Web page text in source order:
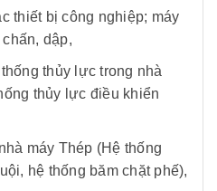
thiết bị công nghiệp; máy
dập,
thủy lực trong nhà
thủy lực điều khiển
máy Thép (Hệ thống
hệ thống băm chặt phế),